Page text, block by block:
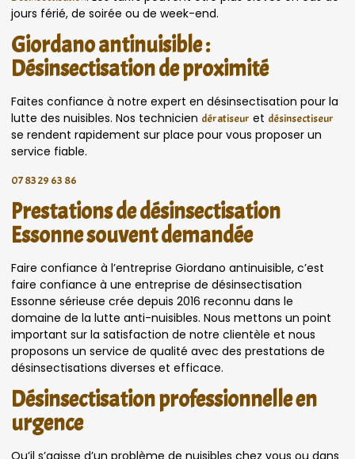
jours férié, de soirée ou de week-end.
Giordano antinuisible :
Désinsectisation de proximité
Faites confiance à notre expert en désinsectisation pour la
lutte des nuisibles. Nos technicien dératiseur et désinsectiseur
se rendent rapidement sur place pour vous proposer un
service fiable.
07 83 29 63 86
Prestations de désinsectisation
Essonne souvent demandée
Faire confiance à l’entreprise Giordano antinuisible, c’est
faire confiance à une entreprise de désinsectisation
Essonne sérieuse crée depuis 2016 reconnu dans le
domaine de la lutte anti-nuisibles. Nous mettons un point
important sur la satisfaction de notre clientèle et nous
proposons un service de qualité avec des prestations de
désinsectisations diverses et efficace.
Désinsectisation professionnelle en
urgence